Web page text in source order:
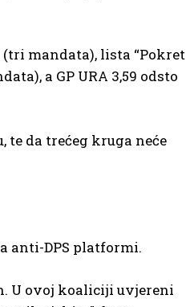
(tri mandata), lista “Pokret
a GP URA 3,59 odsto
da trećeg kruga neće
anti-DPS platformi.
U ovoj koaliciji uvjereni